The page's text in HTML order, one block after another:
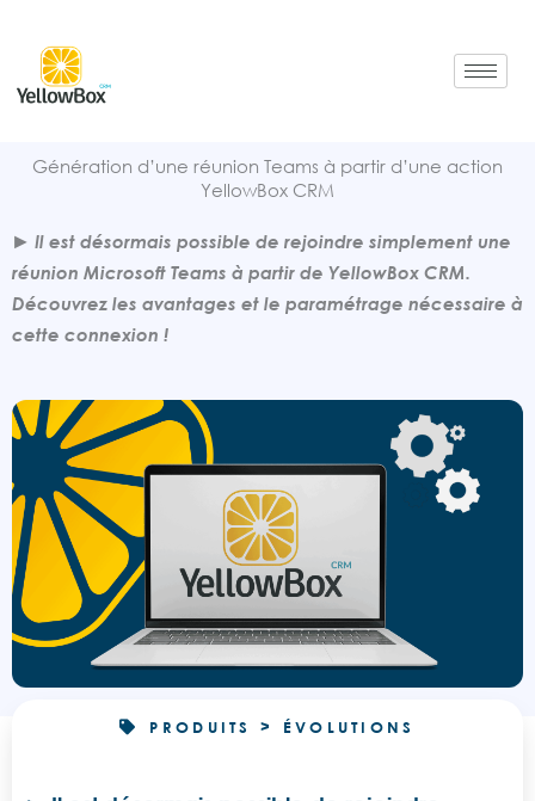
contenu
Génération d’une réunion Teams à partir d’une action
YellowBox CRM
Il est désormais possible de rejoindre simplement une
réunion Microsoft Teams à partir de YellowBox CRM.
Découvrez les avantages et le paramétrage nécessaire à
cette connexion !
PRODUITS > ÉVOLUTIONS